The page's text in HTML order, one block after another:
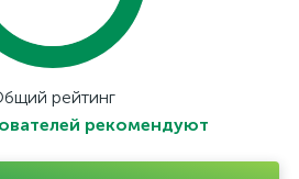
рейтинг
рекомендуют